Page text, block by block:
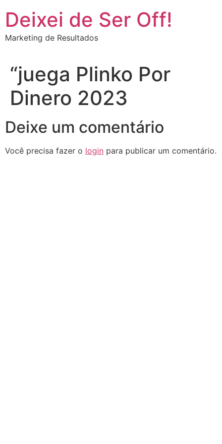
Deixei de Ser Off!
Marketing de Resultados
“juega Plinko Por
Dinero 2023
Deixe um comentário
Você precisa fazer o login para publicar um comentário.